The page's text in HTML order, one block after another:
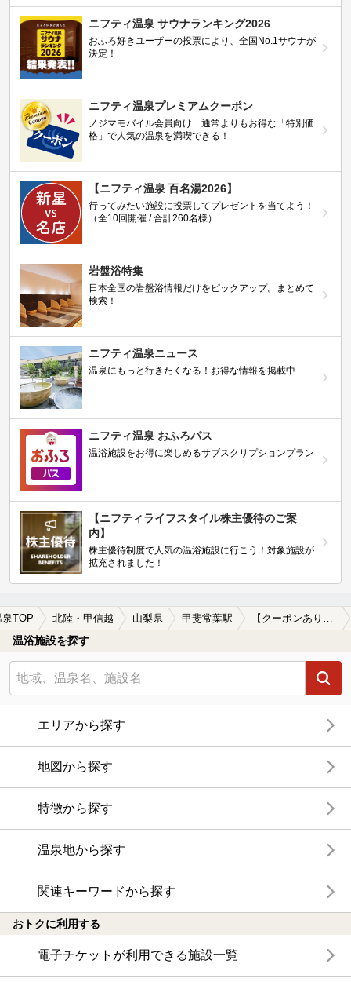
ニフティ温泉 サウナランキング2026
おふろ好きユーザーの投票により、全国No.1サウナが
決定！
ニフティ温泉プレミアムクーポン
ノジマモバイル会員向け 通常よりもお得な「特別価
格」で人気の温泉を満喫できる！
【ニフティ温泉 百名湯2026】
行ってみたい施設に投票してプレゼントを当てよう！
（全10回開催 / 合計260名様）
岩盤浴特集
日本全国の岩盤浴情報だけをピックアップ。まとめて
検索！
ニフティ温泉ニュース
温泉にもっと行きたくなる！お得な情報を掲載中
ニフティ温泉 おふろパス
温浴施設をお得に楽しめるサブスクリプションプラン
【ニフティライフスタイル株主優待のご案
内】
株主優待制度で人気の温浴施設に行こう！対象施設が
拡充されました！
泉TOP 北陸・甲信越 山梨県 甲斐常葉駅 【クーポンあり】美肌の湯が楽しめる甲斐常葉駅近くの温泉、日帰り温泉、スーパー銭湯おすすめ
温浴施設を探す
エリアから探す
地図から探す
特徴から探す
温泉地から探す
関連キーワードから探す
おトクに利用する
電子チケットが利用できる施設一覧